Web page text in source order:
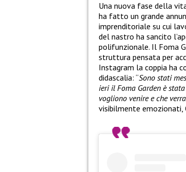
Una nuova fase della
ha fatto un grande
imprenditoriale su cui
del nastro ha sancito
polifunzionale. Il Foma
struttura pensata per
Instagram la coppia ha
didascalia: “Sono stati
ieri il Foma Garden è
vogliono venire e che
visibilmente emozionati,